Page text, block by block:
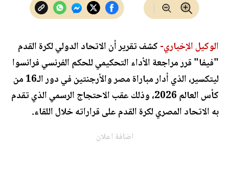
الوكيل الإخباري-كشف تقرير أن الاتحاد الدولي لكرة القدم
"فيفا" قرر مراجعة الأداء التحكيمي للحكم الفرنسي فرانسوا
ليتكسير، الذي أدار مباراة مصر والأرجنتين في دور الـ16 من
كأس العالم 2026، وذلك عقب الاحتجاج الرسمي الذي تقدم
به الاتحاد المصري لكرة القدم على قراراته خلال اللقاء.
اضافة اعلان